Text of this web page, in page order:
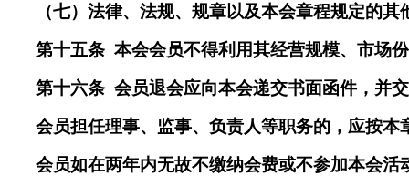
（七）法律、法规、规章以及本会章程规定的其
第十五条 本会会员不得利用其经营规模、市场
第十六条 会员退会应向本会递交书面函件，并
会员担任理事、监事、负责人等职务的，应按
会员如在两年内无故不缴纳会费或不参加本会